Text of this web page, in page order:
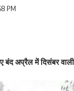
PM
बंद अप्रैल में दिसंबर